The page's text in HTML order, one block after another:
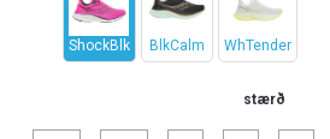
ShockBlk BlkCalm WhTender
stærð